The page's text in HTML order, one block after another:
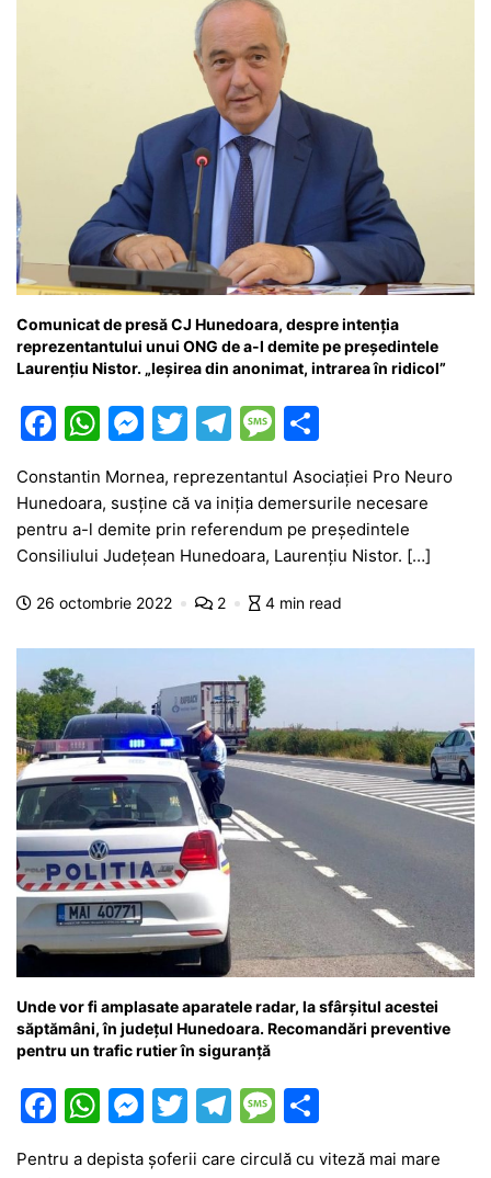
Comunicat de presă CJ Hunedoara, despre intenția
reprezentantului unui ONG de a-l demite pe președintele
Laurențiu Nistor. „Ieșirea din anonimat, intrarea în ridicol”
F
c
e
b
o
k
W
at
s
A
p
M
s
s
e
n
T
itt
er
T
e
gr
a
m
M
s
s
a
g
ar
ta
je
a
z
Constantin Mornea, reprezentantul Asociației Pro Neuro
Hunedoara, susține că va iniția demersurile necesare
pentru a-l demite prin referendum pe președintele
Consiliului Județean Hunedoara, Laurențiu Nistor. […]
26 octombrie 2022 2 4 min read
Unde vor fi amplasate aparatele radar, la sfârșitul acestei
săptămâni, în județul Hunedoara. Recomandări preventive
pentru un trafic rutier în siguranţă
F
W
h
M T
w
T
el
M
ar
Pentru a depista șoferii care circulă cu viteză mai mare